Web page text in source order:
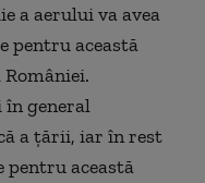
a aerului va avea
pentru această
general
a țării, iar în rest
pentru această